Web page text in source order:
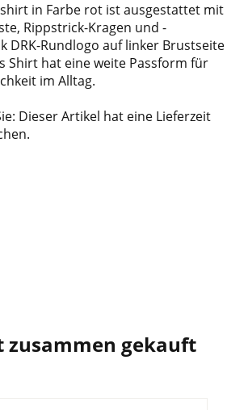
in Farbe rot ist ausgestattet mit
Rippstrick-Kragen und -
DRK-Rundlogo auf linker Brustseite
Shirt hat eine weite Passform für
im Alltag.
Dieser Artikel hat eine Lieferzeit
zusammen gekauft